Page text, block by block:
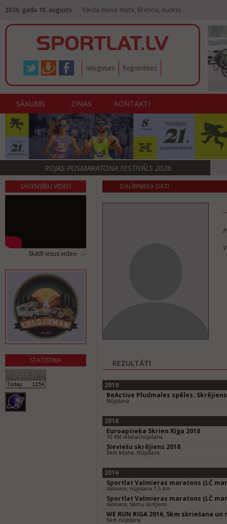
2026. gada 10. augusts Vārda diena: Inuta, Brencis, Audris
Ielogoties Reģistrēties
SĀKUMS ZIŅAS KONTAKTI
ROJAS PUSMARATONA FESTIVĀLS 2026
SACENSĪBU VIDEO
Skatīt visus video
STATISTIKA
DALĪBNIEKA DATI
REZULTĀTI
2019
BeActive Pludmales spēles.
Nūjošana
2018
Euroaptieka Skrien Rīga 2018
10 KM iešana/nūjošana
Sieviešu skrējiens 2018
5km Iešana, Nūjošana
2016
Sportlat Valmieras maratons (LČ
Valmiera, nūjošana 7,5 km
Sportlat Valmieras maratons (LČ
Valmiera, bērnu skrējiens
WE RUN RIGA 2016, 5km skriešana un
5km nūjošana